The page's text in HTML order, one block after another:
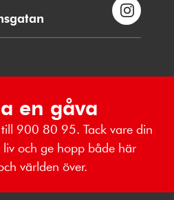
en gåva
900 80 95. Tack vare din
och ge hopp både här
världen över.